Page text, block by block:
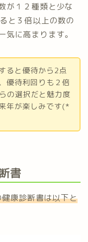
が１２種類と少な
と３倍以上の数の
に高まります。
ると優待から2点
優待利回りも２倍
の選択だと魅力度
年が楽しみです(*
書
康診断書は以下と